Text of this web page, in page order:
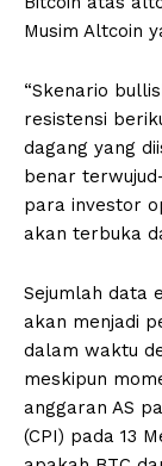
Musim Altcoin
“Skenario
resistensi
dagang yang
benar
para investor
akan terbuka
Sejumlah data
akan menjadi
dalam waktu
meskipun
anggaran AS
(CPI) pada 13